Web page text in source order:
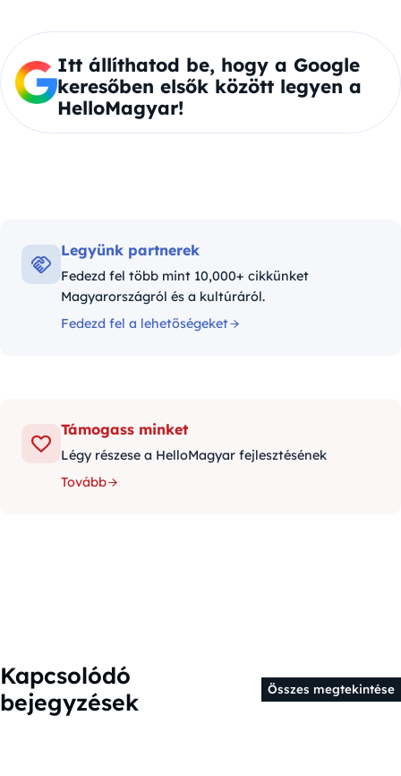
Itt állíthatod be, hogy a Google
keresőben elsők között legyen a
HelloMagyar!
Legyünk partnerek
Fedezd fel több mint 10,000+ cikkünket
Magyarországról és a kultúráról.
Fedezd fel a lehetőségeket
Támogass minket
Légy részese a HelloMagyar fejlesztésének
Tovább
Kapcsolódó
bejegyzések
Összes megtekintése